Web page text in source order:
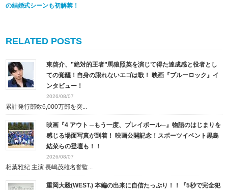
の結婚式シーンも初解禁！
RELATED POSTS
東啓介、”絶対的王者”馬狼照英を演じて得た達成感と役者とし
ての覚醒！自身の譲れないエゴは歌！ 映画『ブルーロック』イ
ンタビュー！
2026/08/07
累計発行部数6,000万部を突...
映画『4 アウト ─もう一度、プレイボール─』物語のはじまりを
感じる場面写真が到着！ 映画公開記念！スポーツイベント黒島
結菜らの登壇も！！
2026/08/07
相葉雅紀 主演 長嶋茂雄名誉監...
重岡大毅(WEST.) 本編の出来に自信たっぷり！！『5秒で完全犯